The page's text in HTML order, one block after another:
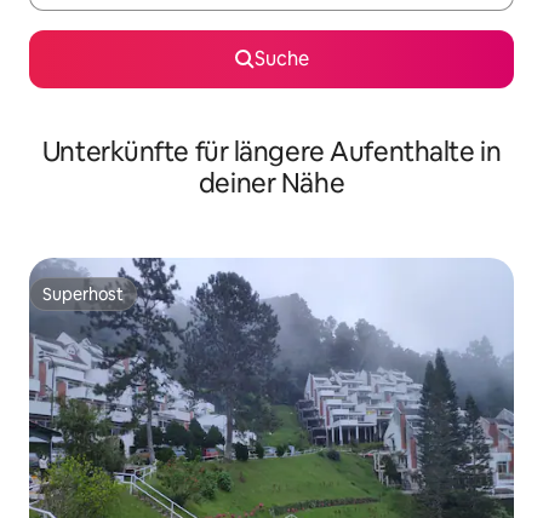
Suche
Unterkünfte für längere Aufenthalte in
deiner Nähe
Superhost
Superhost